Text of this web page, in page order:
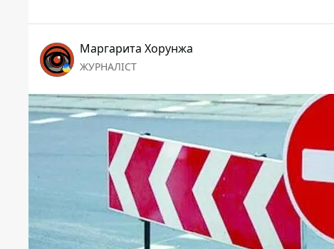
Маргарита Хорунжа
ЖУРНАЛІСТ